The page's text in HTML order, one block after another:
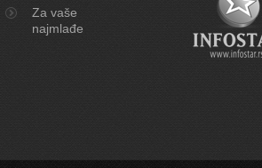
Za vaše
najmlađe